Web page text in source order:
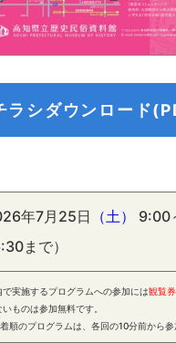
ラシダウンロード
年7月25日 （土）
9:00
まで）
で実施するプログラムへの参加には観覧券
いものは参加無料です。
順のプログラムは、各回の10分前から参